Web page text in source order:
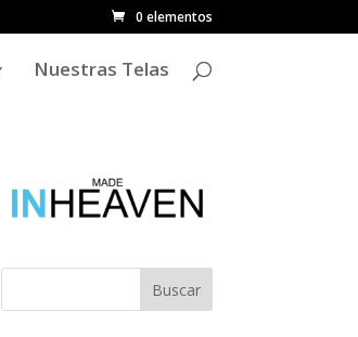
0 elementos
Nuestras Telas
Buscar